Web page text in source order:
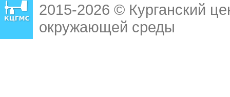
2015-2026 © Курганский
окружающей среды